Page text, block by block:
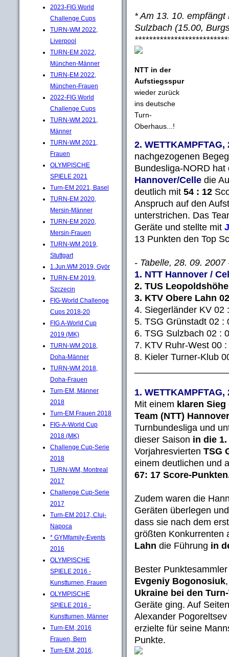
2023-FIG World
Challenge Cups
TURN-WM 2022,
Liverpool
TURN-EM 2022,
München-Männer
TURN-EM 2022,
München-Frauen
2022-FIG World
Challenge Cups
TURN-WM 2021,
Männer
TURN-WM 2021,
Frauen
OLYMPISCHE
SPIELE 2021
Turn-EM 2021, Basel
TURN-EM 2020,
Mersin-Männer
TURN-EM 2020,
Mersin-Frauen
TURN-WM 2019,
Stuttgart
1.Jun.WM 2019, Györ
TURN-EM 2019,
Szczecin
FIG-World Challenge
Cups 2018-20
FIG A-World Cup
2019 (MK)
TURN-WM 2018,
Doha-Männer
TURN-WM 2018,
Doha-Frauen
Turn-EM, Männer
2018
Turn-EM Frauen 2018
FIG-A-World Cup
2018 (MK)
Challenge Cup-Serie
2018
TURN-WM, Montreal
2017
Challenge Cup-Serie
2017
Turn-EM 2017, Cluj-
Napoca
* GYMfamily-Events
2016
OLYMPISCHE
SPIELE 2016 -
Kunstturnen, Frauen
OLYMPISCHE
SPIELE 2016 -
Kunstturnen, Männer
Turn-EM, 2016
Frauen, Bern
Turn-EM, 2016,
* Am 13. 10.
Sulzbach (15.00,
NTT in der
Aufstiegsspur
wieder zurück
ins deutsche
Turn-
Oberhaus...!
2.
nachgezogenen
Bundesliga-NORD
Hannover/Celle die
deutlich mit 54 : 12
Anspruch auf den
unterstrichen. Das
Geräte und stellte mit
13 Punkten den Top
- Tabelle, 28. 09. 2007
1. NTT Hannover /
2. TUS
3. KTV Obere Lahn
4. Siegerländer KV 02
5. TSG Grünstadt 02 :
6. TSG Sulzbach 02 :
7. KTV Ruhr-West 00
8. Kieler Turner-Klub
1.
Mit einem klaren Sieg
Team (NTT) Hannover
Turnbundesliga und
dieser Saison in die
Vorjahresvierten TSG
einem deutlichen und
67: 17 Score-
Zudem waren die
Geräten überlegen
dass sie nach dem
größten Konkurrenten
Lahn die Führung in
Bester
Evgeniy Bogonosiuk
Ukraine bei den
Geräte ging. Auf
Alexander
erzielte für seine
Punkte.